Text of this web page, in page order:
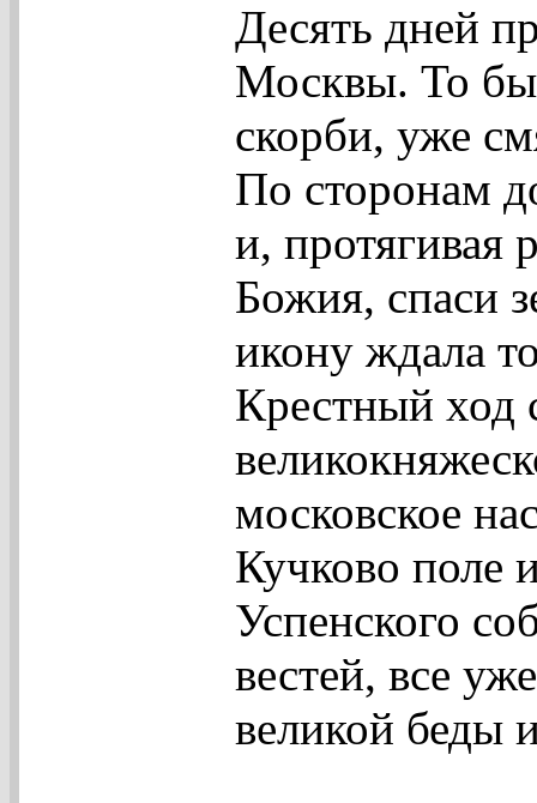
Десять дней
Москвы. То
скорби, уже
По сторонам
и, протягивая
Божия, спаси
икону ждала
Крестный ход
московское
Кучково поле
Успенского
вестей, все
великой беды